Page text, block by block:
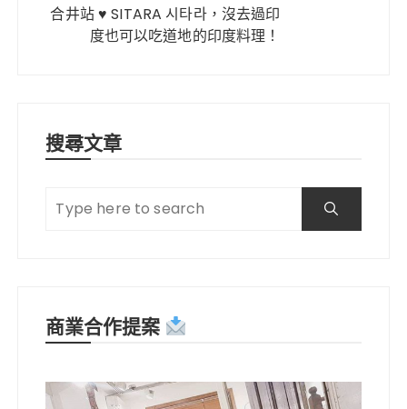
合井站 ♥ SITARA 시타라，沒去過印
度也可以吃道地的印度料理！
搜尋文章
商業合作提案